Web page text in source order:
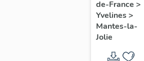
de-France >
Yvelines>
Mantes-la-
Jolie